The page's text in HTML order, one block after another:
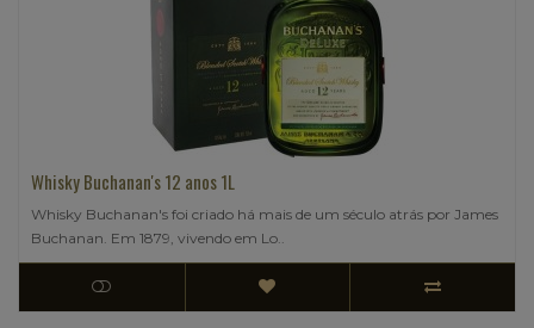
Whisky Buchanan's 12 anos 1L
Whisky Buchanan's foi criado há mais de um século atrás por James
Buchanan. Em 1879, vivendo em Lo..